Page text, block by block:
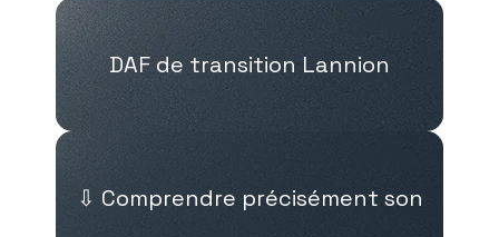
DAF de transition Lannion
⇩ Comprendre précisément son